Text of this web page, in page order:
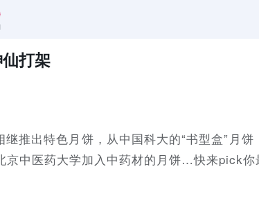
打架
推出特色月饼，从中国科大的“书型盒”月
中医药大学加入中药材的月饼…快来pick你